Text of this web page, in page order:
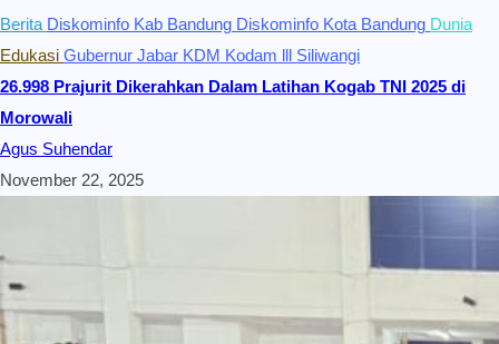
Berita Diskominfo Kab Bandung Diskominfo Kota Bandung Dunia
Edukasi Gubernur Jabar KDM Kodam lll Siliwangi
26.998 Prajurit Dikerahkan Dalam Latihan Kogab TNI 2025 di
Morowali
Agus Suhendar
November 22, 2025